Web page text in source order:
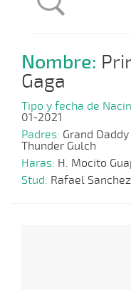
Nombre:
Gaga
Tipo y fecha de
01-2021
Padres: Grand
Thunder Gulch
Haras: H. Mocito
Stud: Rafael